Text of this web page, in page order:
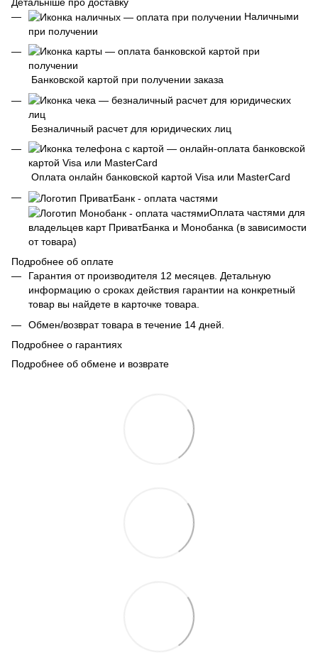
Наличными
при получении
Банковской картой при получении заказа
Безналичный расчет для юридических лиц
Оплата онлайн банковской картой Visa или MasterCard
Оплата частями для
владельцев карт ПриватБанка и Монобанка (в зависимости
от товара)
Подробнее об оплате
Гарантия от производителя 12 месяцев. Детальную
информацию о сроках действия гарантии на конкретный
товар вы найдете в карточке товара.
Обмен/возврат товара в течение 14 дней.
Подробнее о гарантиях
Подробнее об обмене и возврате